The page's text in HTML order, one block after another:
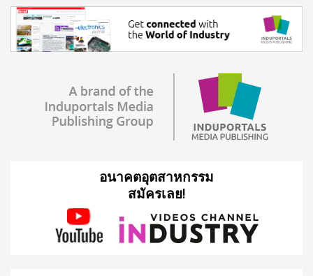
อนาคตอุตสาหกรรม
สมัครเลย!